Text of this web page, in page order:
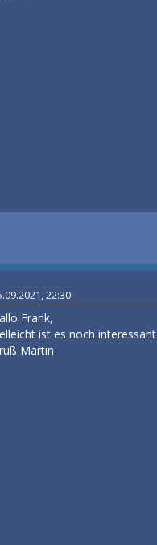
22:30
Frank,
ist es noch
Martin